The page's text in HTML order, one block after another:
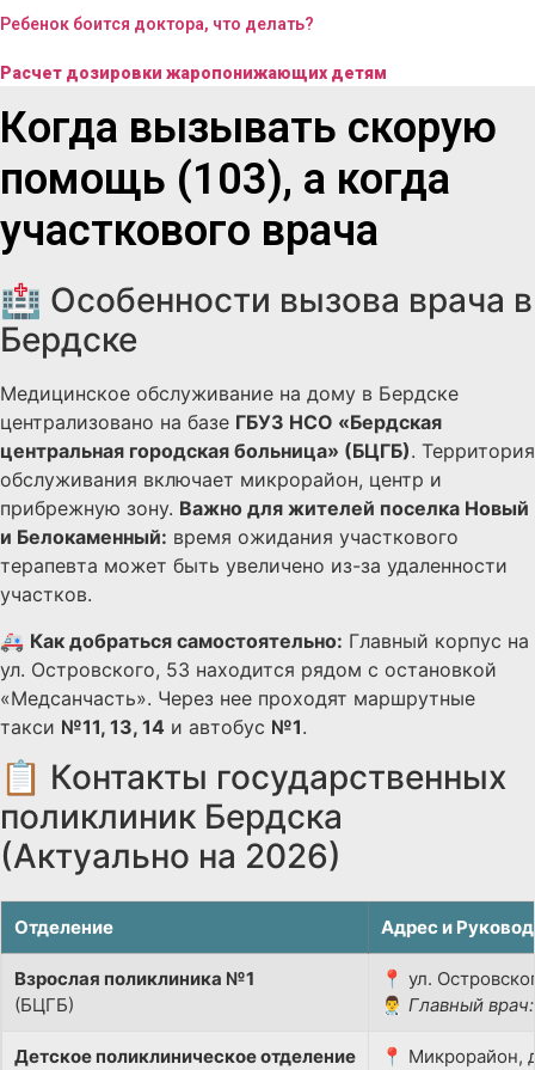
Ребенок боится доктора, что делать?
Расчет дозировки жаропонижающих детям
Когда вызывать скорую
помощь (103), а когда
участкового врача
🏥 Особенности вызова врача в
Бердске
Медицинское обслуживание на дому в Бердске
централизовано на базе ГБУЗ НСО «Бердская
центральная городская больница» (БЦГБ). Территория
обслуживания включает микрорайон, центр и
прибрежную зону. Важно для жителей поселка Новый
и Белокаменный: время ожидания участкового
терапевта может быть увеличено из-за удаленности
участков.
🚑 Как добраться самостоятельно: Главный корпус на
ул. Островского, 53 находится рядом с остановкой
«Медсанчасть». Через нее проходят маршрутные
такси №11, 13, 14 и автобус №1.
📋 Контакты государственных
поликлиник Бердска
(Актуально на 2026)
Отделение Адрес и
Взрослая поликлиника №1
(БЦГБ)
📍 ул.
👨‍⚕️ Главный врач:
Детское поликлиническое отделение
📍 Микрорайон,